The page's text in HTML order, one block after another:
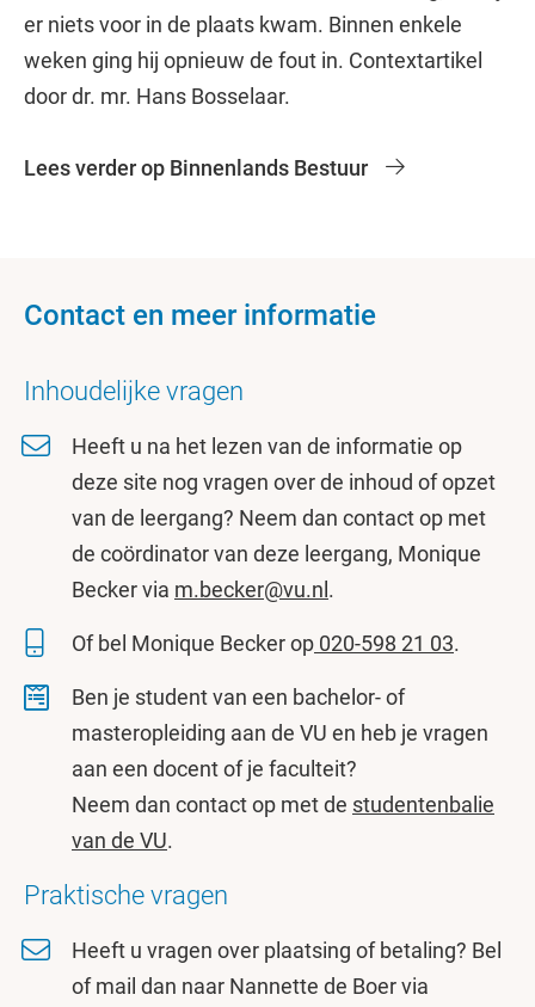
er niets voor in de plaats kwam. Binnen enkele
weken ging hij opnieuw de fout in. Contextartikel
door dr. mr. Hans Bosselaar.
Lees verder op Binnenlands Bestuur
Contact en meer informatie
Inhoudelijke vragen
Heeft u na het lezen van de informatie op
deze site nog vragen over de inhoud of opzet
van de leergang? Neem dan contact op met
de coördinator van deze leergang, Monique
Becker via m.becker@vu.nl .
Of bel Monique Becker op 020-598 21 03.
Ben je student van een bachelor- of
masteropleiding aan de VU en heb je vragen
aan een docent of je faculteit?
Neem dan contact op met de studentenbalie
van de VU.
Praktische vragen
Heeft u vragen over plaatsing of betaling? Bel
of mail dan naar Nannette de Boer via